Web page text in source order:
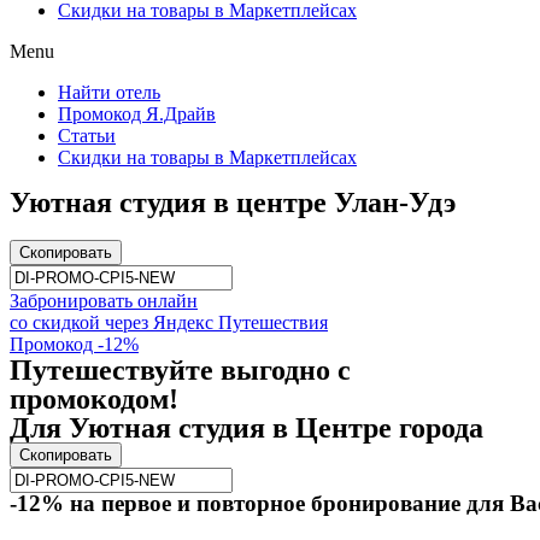
Скидки на товары в Маркетплейсах
Menu
Найти отель
Промокод Я.Драйв
Статьи
Скидки на товары в Маркетплейсах
Уютная студия в центре Улан-Удэ
Скопировать
Забронировать онлайн
со скидкой через Яндекс Путешествия
Промокод -12%
Путешествуйте выгодно с
промокодом!
Для Уютная студия в Центре города
Скопировать
-12% на первое и повторное бронирование для